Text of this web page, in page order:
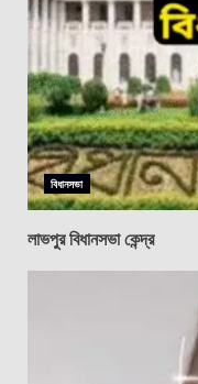
বিধানসভা
লাভপুর বিধানসভা কেন্দ্র